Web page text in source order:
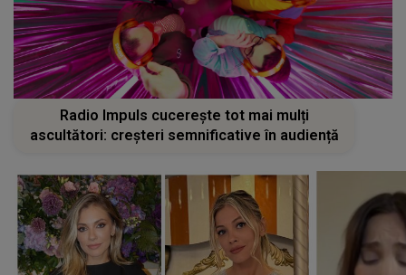
Radio Impuls cucerește tot mai mulți
ascultători: creșteri semnificative în audiență